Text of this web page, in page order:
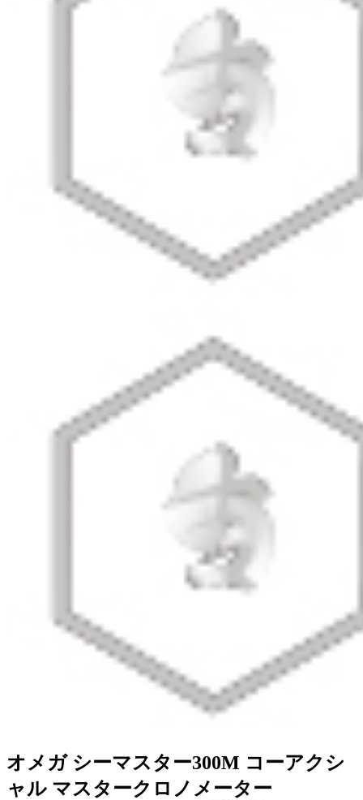
オメガ シーマスター300M コーアクシ
ャル マスタークロノメーター